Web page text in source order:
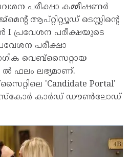
പരീക്ഷാ കമ്മീഷണർ
ആപ്റ്റിറ്റ്യൂഡ് ടെസ്റ്റിന്റെ
I പ്രവേശന പരീക്ഷയുടെ
പരീക്ഷാ
വെബ്‌സൈറ്റായ
ൽ ഫലം ലഭ്യമാണ്.
'Candidate Portal'
സ്‌കോർ കാർഡ് ഡൗൺലോഡ്